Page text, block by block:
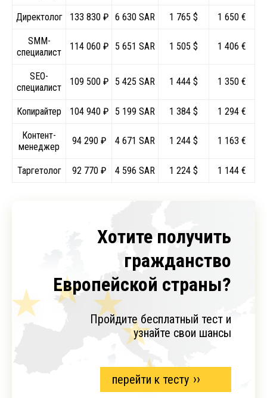
Директолог 133 830 ₽ 6 630 SAR 1 765 $ 1 650 €
SMM-
специалист
114 060 ₽ 5 651 SAR 1 505 $ 1 406 €
SEO-
специалист
109 500 ₽ 5 425 SAR 1 444 $ 1 350 €
Копирайтер 104 940 ₽ 5 199 SAR 1 384 $ 1 294 €
Контент-
менеджер
94 290 ₽ 4 671 SAR 1 244 $ 1 163 €
Таргетолог 92 770 ₽ 4 596 SAR 1 224 $ 1 144 €
Хотите получить
гражданство
Европейской страны?
Пройдите бесплатный тест и
узнайте свои шансы
перейти к тесту